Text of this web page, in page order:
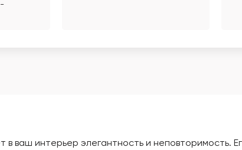
-
ваш интерьер элегантность и неповторимость.